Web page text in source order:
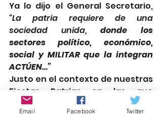
“La patria requiere de una
sociedad unida, donde los
sectores político, económico,
social y MILITAR que la integran
ACTÚEN…”
Justo en el contexto de nuestras
Fiestas Patrias en las que
recapitulamos los procesos
políticos y sociales que
Email Facebook Twitter